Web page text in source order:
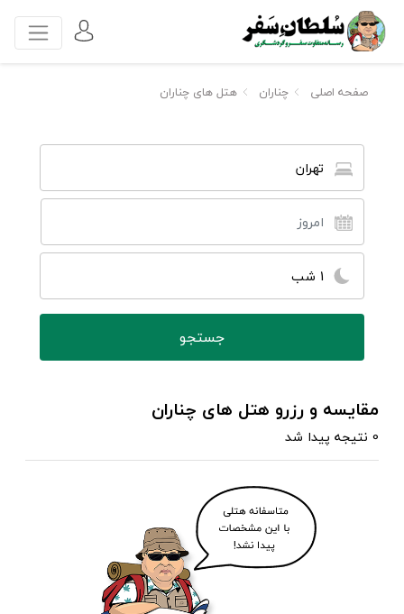
صفحه اصلی چناران هتل های چناران
تهران
1 شب
مقایسه و رزرو هتل های چناران
0 نتیجه پیدا شد